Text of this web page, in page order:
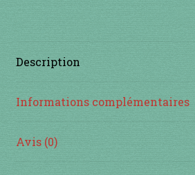
GUIMBARDES
INSTRUMENTS DIVERS
je suis confirmé
Description
Informations complémentaires
Avis (0)